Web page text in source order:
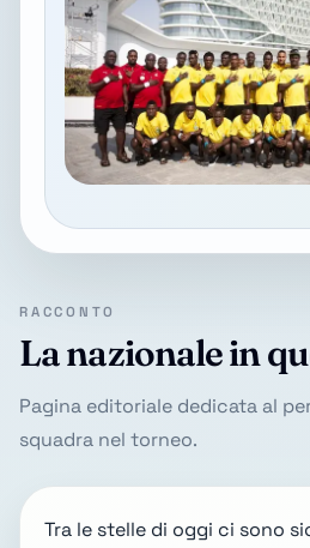
RACCONTO
La nazionale in
Pagina editoriale dedicata al
squadra nel torneo.
Tra le stelle di oggi ci sono